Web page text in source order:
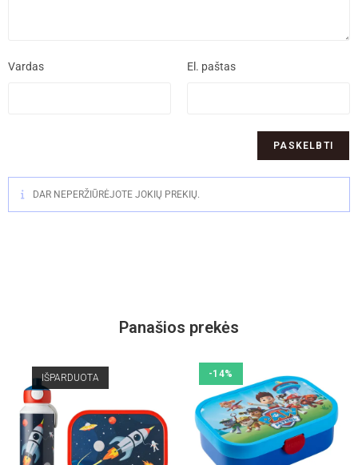
Vardas El. paštas
DAR NEPERŽIŪRĖJOTE JOKIŲ PREKIŲ.
Panašios prekės
IŠPARDUOTA -14%